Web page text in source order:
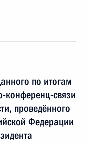
по итогам
конференц-связи
проведённого
Федерации